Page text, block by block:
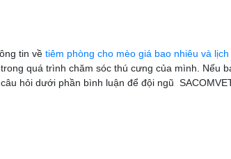
tin vềtiêm phòng cho mèo giá bao nhiêu và
trong quá trình chăm sóc thú cưng của mình. Nếu
hỏi dưới phần bình luận để đội ngũ